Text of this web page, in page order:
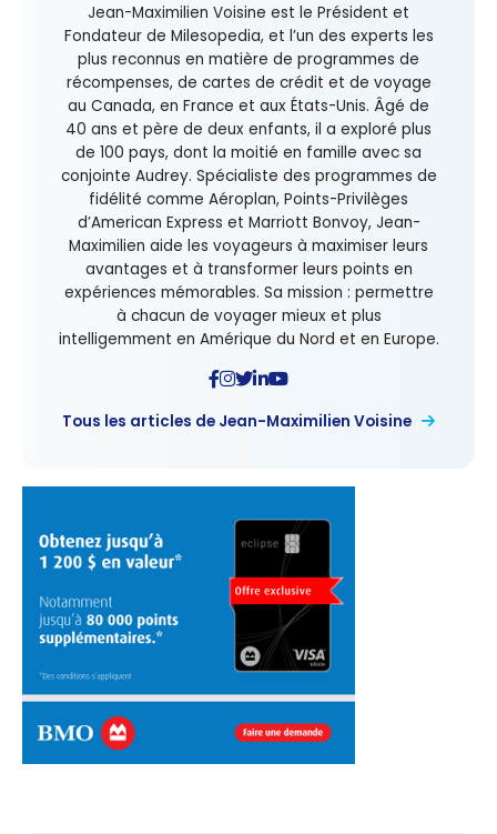
Jean-Maximilien Voisine est le Président et
Fondateur de Milesopedia, et l’un des experts les
plus reconnus en matière de programmes de
récompenses, de cartes de crédit et de voyage
au Canada, en France et aux États-Unis. Âgé de
40 ans et père de deux enfants, il a exploré plus
de 100 pays, dont la moitié en famille avec sa
conjointe Audrey. Spécialiste des programmes de
fidélité comme Aéroplan, Points-Privilèges
d’American Express et Marriott Bonvoy, Jean-
Maximilien aide les voyageurs à maximiser leurs
avantages et à transformer leurs points en
expériences mémorables. Sa mission : permettre
à chacun de voyager mieux et plus
intelligemment en Amérique du Nord et en Europe.
Tous les articles de Jean-Maximilien Voisine